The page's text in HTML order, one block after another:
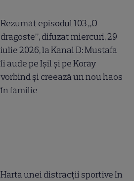
Rezumat episodul 103 „O
dragoste”, difuzat miercuri, 29
iulie 2026, la Kanal D: Mustafa
îi aude pe Ișil și pe Koray
vorbind și creează un nou haos
în familie
Harta unei distracții sportive în